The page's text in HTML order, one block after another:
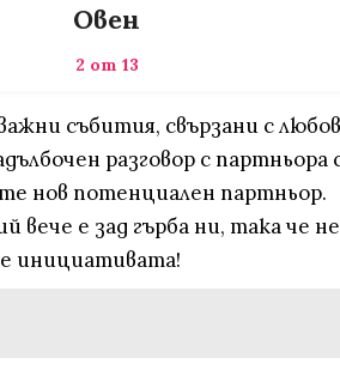
Овен
2 от 13
събития, свързани с
разговор с партньора
нов потенциален партньор.
вече е зад гърба ни, така че
инициативата!